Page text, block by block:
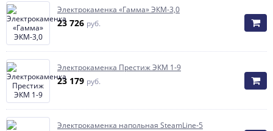
Электрокаменка «Гамма» ЭКМ-3,0
23 726 руб.
Электрокаменка Престиж ЭКМ 1-9
23 179 руб.
Электрокаменка напольная SteamLine-5